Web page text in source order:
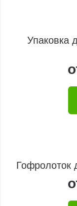
Упаковка
Гофролоток